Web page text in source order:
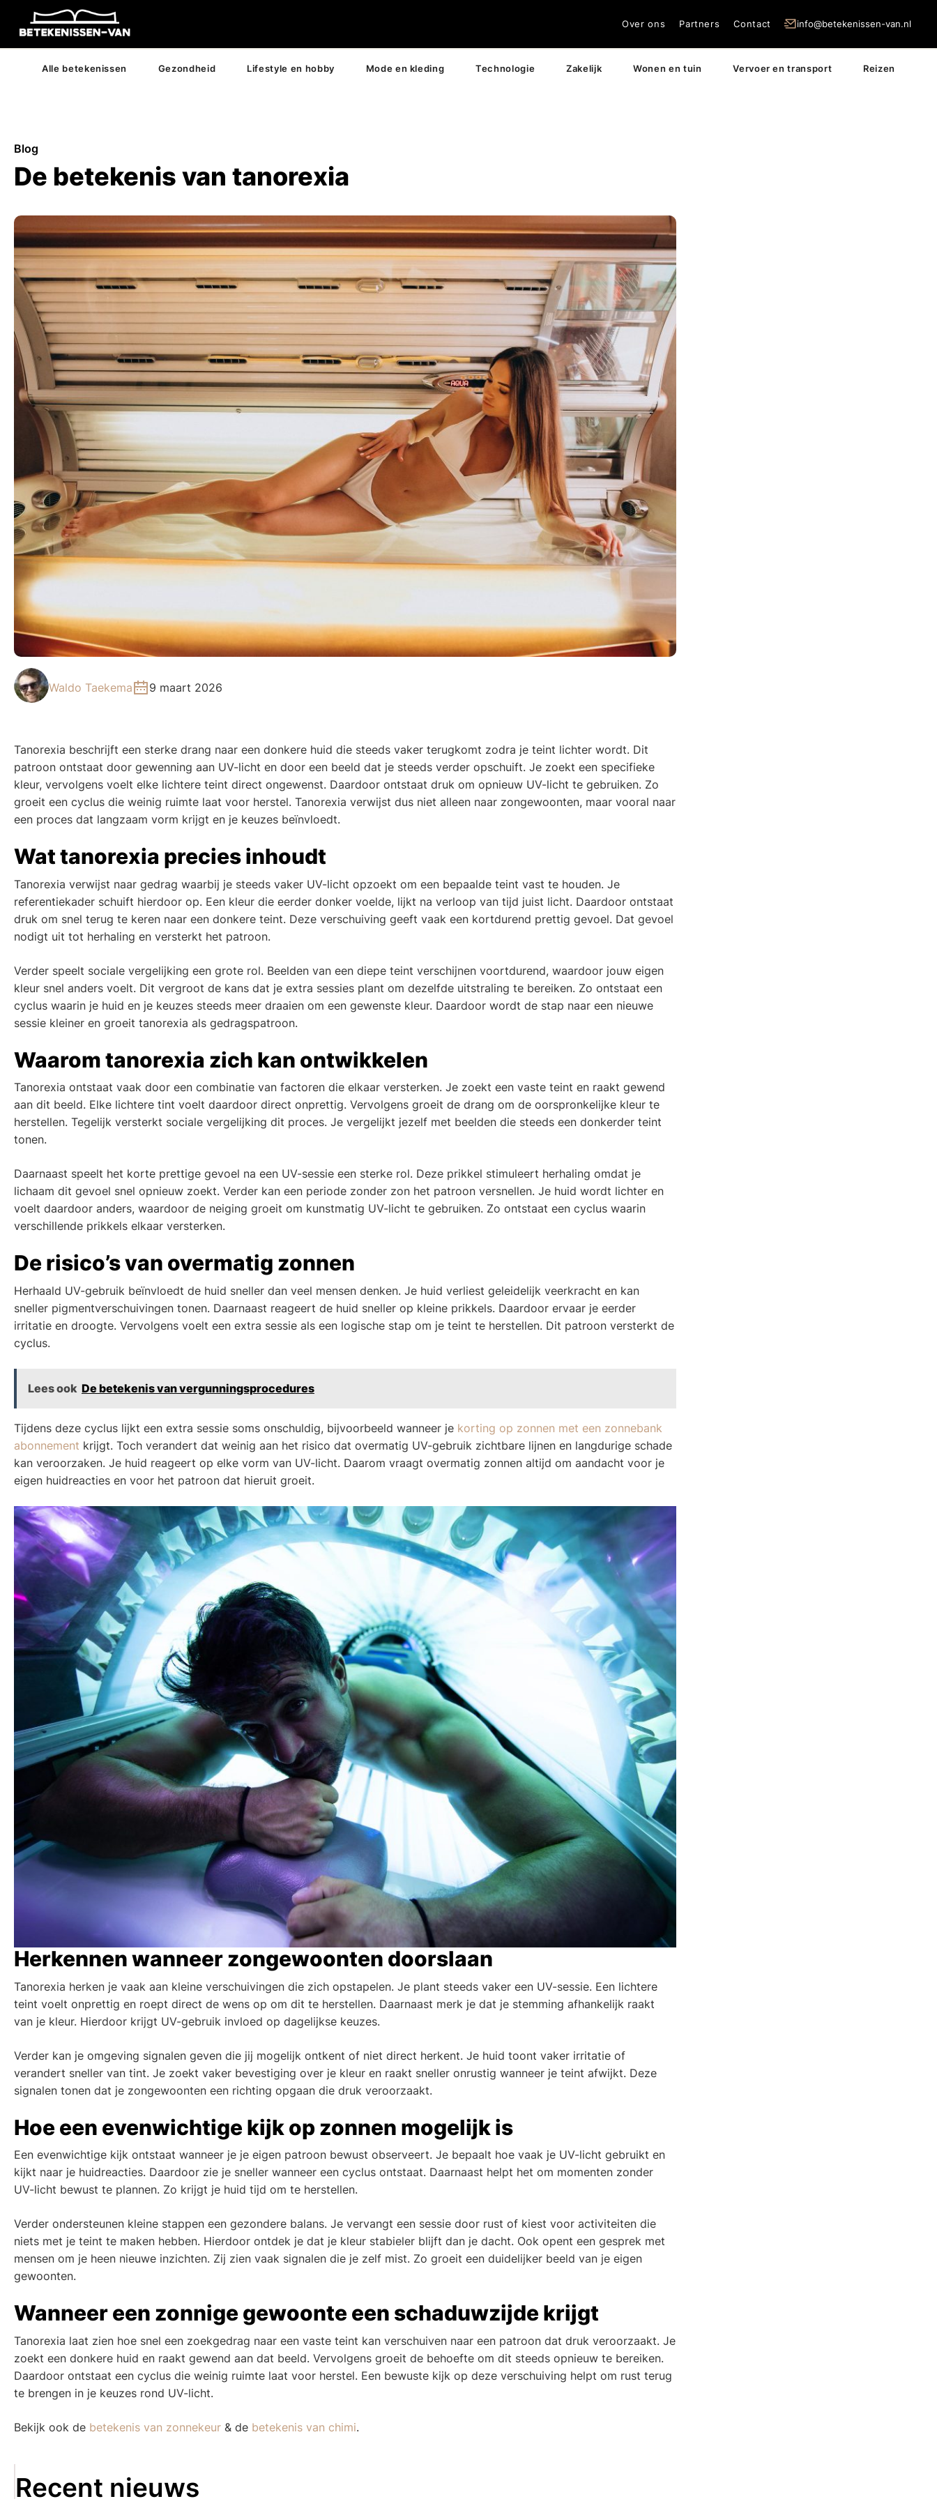
Over ons Partners Contact info@betekenissen-van.nl
Alle betekenissen Gezondheid Lifestyle en hobby Mode en kleding Technologie Zakelijk Wonen en tuin Vervoer en transport Reizen
Blog
De betekenis van tanorexia
Waldo Taekema 9 maart 2026
Tanorexia beschrijft een sterke drang naar een donkere huid die steeds vaker terugkomt zodra je teint lichter wordt. Dit
patroon ontstaat door gewenning aan UV-licht en door een beeld dat je steeds verder opschuift. Je zoekt een specifieke
kleur, vervolgens voelt elke lichtere teint direct ongewenst. Daardoor ontstaat druk om opnieuw UV-licht te gebruiken. Zo
groeit een cyclus die weinig ruimte laat voor herstel. Tanorexia verwijst dus niet alleen naar zongewoonten, maar vooral naar
een proces dat langzaam vorm krijgt en je keuzes beïnvloedt.
Wat tanorexia precies inhoudt
Tanorexia verwijst naar gedrag waarbij je steeds vaker UV-licht opzoekt om een bepaalde teint vast te houden. Je
referentiekader schuift hierdoor op. Een kleur die eerder donker voelde, lijkt na verloop van tijd juist licht. Daardoor ontstaat
druk om snel terug te keren naar een donkere teint. Deze verschuiving geeft vaak een kortdurend prettig gevoel. Dat gevoel
nodigt uit tot herhaling en versterkt het patroon.
Verder speelt sociale vergelijking een grote rol. Beelden van een diepe teint verschijnen voortdurend, waardoor jouw eigen
kleur snel anders voelt. Dit vergroot de kans dat je extra sessies plant om dezelfde uitstraling te bereiken. Zo ontstaat een
cyclus waarin je huid en je keuzes steeds meer draaien om een gewenste kleur. Daardoor wordt de stap naar een nieuwe
sessie kleiner en groeit tanorexia als gedragspatroon.
Waarom tanorexia zich kan ontwikkelen
Tanorexia ontstaat vaak door een combinatie van factoren die elkaar versterken. Je zoekt een vaste teint en raakt gewend
aan dit beeld. Elke lichtere tint voelt daardoor direct onprettig. Vervolgens groeit de drang om de oorspronkelijke kleur te
herstellen. Tegelijk versterkt sociale vergelijking dit proces. Je vergelijkt jezelf met beelden die steeds een donkerder teint
tonen.
Daarnaast speelt het korte prettige gevoel na een UV-sessie een sterke rol. Deze prikkel stimuleert herhaling omdat je
lichaam dit gevoel snel opnieuw zoekt. Verder kan een periode zonder zon het patroon versnellen. Je huid wordt lichter en
voelt daardoor anders, waardoor de neiging groeit om kunstmatig UV-licht te gebruiken. Zo ontstaat een cyclus waarin
verschillende prikkels elkaar versterken.
De risico’s van overmatig zonnen
Herhaald UV-gebruik beïnvloedt de huid sneller dan veel mensen denken. Je huid verliest geleidelijk veerkracht en kan
sneller pigmentverschuivingen tonen. Daarnaast reageert de huid sneller op kleine prikkels. Daardoor ervaar je eerder
irritatie en droogte. Vervolgens voelt een extra sessie als een logische stap om je teint te herstellen. Dit patroon versterkt de
cyclus.
Lees ook De betekenis van vergunningsprocedures
Tijdens deze cyclus lijkt een extra sessie soms onschuldig, bijvoorbeeld wanneer je korting op zonnen met een zonnebank
abonnement krijgt. Toch verandert dat weinig aan het risico dat overmatig UV-gebruik zichtbare lijnen en langdurige schade
kan veroorzaken. Je huid reageert op elke vorm van UV-licht. Daarom vraagt overmatig zonnen altijd om aandacht voor je
eigen huidreacties en voor het patroon dat hieruit groeit.
Herkennen wanneer zongewoonten doorslaan
Tanorexia herken je vaak aan kleine verschuivingen die zich opstapelen. Je plant steeds vaker een UV-sessie. Een lichtere
teint voelt onprettig en roept direct de wens op om dit te herstellen. Daarnaast merk je dat je stemming afhankelijk raakt
van je kleur. Hierdoor krijgt UV-gebruik invloed op dagelijkse keuzes.
Verder kan je omgeving signalen geven die jij mogelijk ontkent of niet direct herkent. Je huid toont vaker irritatie of
verandert sneller van tint. Je zoekt vaker bevestiging over je kleur en raakt sneller onrustig wanneer je teint afwijkt. Deze
signalen tonen dat je zongewoonten een richting opgaan die druk veroorzaakt.
Hoe een evenwichtige kijk op zonnen mogelijk is
Een evenwichtige kijk ontstaat wanneer je je eigen patroon bewust observeert. Je bepaalt hoe vaak je UV-licht gebruikt en
kijkt naar je huidreacties. Daardoor zie je sneller wanneer een cyclus ontstaat. Daarnaast helpt het om momenten zonder
UV-licht bewust te plannen. Zo krijgt je huid tijd om te herstellen.
Verder ondersteunen kleine stappen een gezondere balans. Je vervangt een sessie door rust of kiest voor activiteiten die
niets met je teint te maken hebben. Hierdoor ontdek je dat je kleur stabieler blijft dan je dacht. Ook opent een gesprek met
mensen om je heen nieuwe inzichten. Zij zien vaak signalen die je zelf mist. Zo groeit een duidelijker beeld van je eigen
gewoonten.
Wanneer een zonnige gewoonte een schaduwzijde krijgt
Tanorexia laat zien hoe snel een zoekgedrag naar een vaste teint kan verschuiven naar een patroon dat druk veroorzaakt. Je
zoekt een donkere huid en raakt gewend aan dat beeld. Vervolgens groeit de behoefte om dit steeds opnieuw te bereiken.
Daardoor ontstaat een cyclus die weinig ruimte laat voor herstel. Een bewuste kijk op deze verschuiving helpt om rust terug
te brengen in je keuzes rond UV-licht.
Bekijk ook de betekenis van zonnekeur & de betekenis van chimi.
Recent nieuws